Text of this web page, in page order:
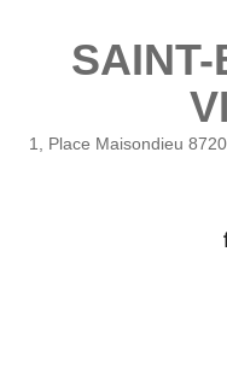
1, Place Maisondieu